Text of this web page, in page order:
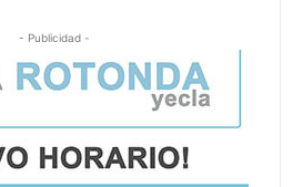
- Publicidad -